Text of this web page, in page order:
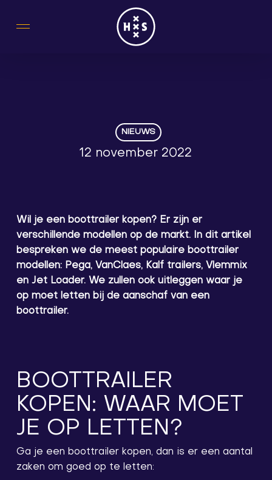
NIEUWS
12 november 2022
Wil je een boottrailer kopen? Er zijn er
verschillende modellen op de markt. In dit artikel
bespreken we de meest populaire boottrailer
modellen: Pega, VanClaes, Kalf trailers, Vlemmix
en Jet Loader. We zullen ook uitleggen waar je
op moet letten bij de aanschaf van een
boottrailer.
BOOTTRAILER
KOPEN: WAAR MOET
JE OP LETTEN?
Ga je een boottrailer kopen, dan is er een aantal
zaken om goed op te letten: